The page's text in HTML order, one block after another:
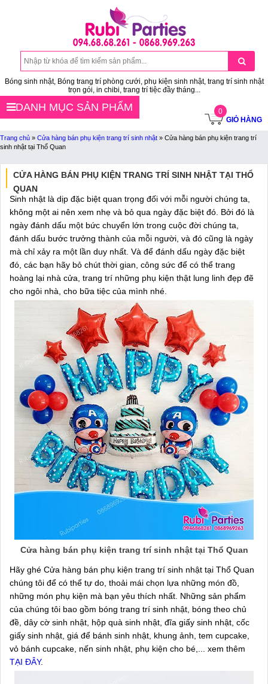
Bóng sinh nhật, Bóng trang trí phòng cưới, phụ kiện sinh nhật, trang trí sinh nhật
trọn gói, in chibi, trang trí tiệc đầy tháng...
0
GIỎ HÀNG
DANH MỤC SẢN PHẨM
Trang chủ » Cửa hàng bán phụ kiện trang trí sinh nhật » Cửa hàng bán phụ kiện trang trí
sinh nhật tại Thổ Quan
CỬA HÀNG BÁN PHỤ KIỆN TRANG TRÍ SINH NHẬT TẠI THỔ
QUAN
Sinh nhật là dịp đặc biệt quan trọng đối với mỗi người chúng ta,
không một ai nên xem nhẹ và bỏ qua ngày đặc biệt đó. Bởi đó là
ngày đánh dấu một bức chuyển lớn trong cuộc đời chúng ta,
đánh dấu bước trưởng thành của mỗi người, và đó cũng là ngày
mà chỉ xảy ra một lần duy nhất. Và để đánh dấu ngày đặc biệt
đó, các bạn hãy bỏ chút thời gian, công sức để có thể trang
hoàng lại nhà cửa, trang trí những phụ kiện thật lung linh đẹp đẽ
cho ngôi nhà, cho bữa tiệc của mình nhé.
Cửa hàng bán phụ kiện trang trí sinh nhật tại Thổ Quan
Hãy ghé Cửa hàng bán phụ kiện trang trí sinh nhật tại Thổ Quan
chúng tôi để có thể tự do, thoải mái chọn lựa những món đồ,
những món phụ kiện mà bạn yêu thích nhất. Những sản phẩm
của chúng tôi bao gồm bóng trang trí sinh nhật, bóng theo chủ
đề, dây cờ sinh nhật, hộp quà sinh nhật, đĩa giấy sinh nhật, cốc
giấy sinh nhật, giá để bánh sinh nhật, khung ảnh, tem cupcake,
vỏ bánh cupcake, nến sinh nhật, phụ kiện cho bé,... xem thêm
TẠI ĐÂY.